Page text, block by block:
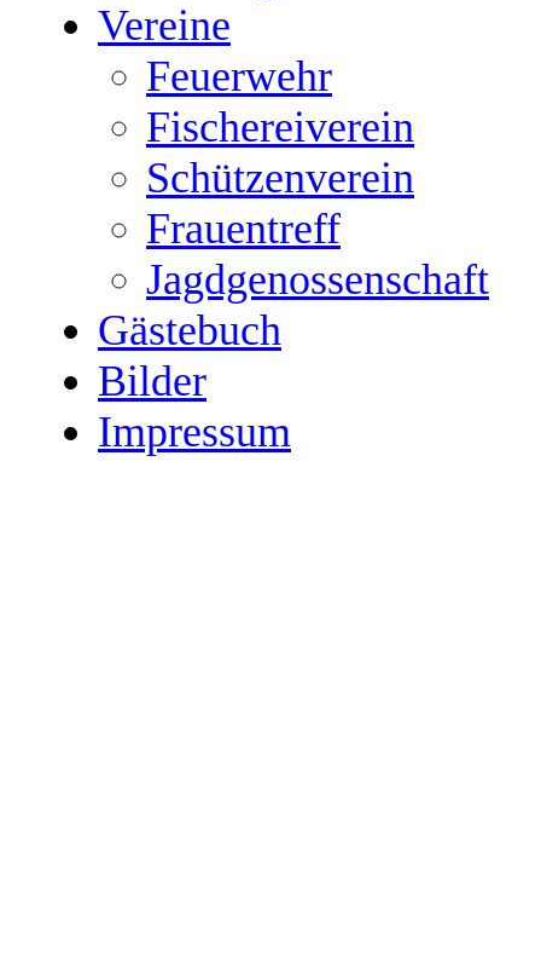
Vereine
Feuerwehr
Fischereiverein
Schützenverein
Frauentreff
Jagdgenossenschaft
Gästebuch
Bilder
Impressum